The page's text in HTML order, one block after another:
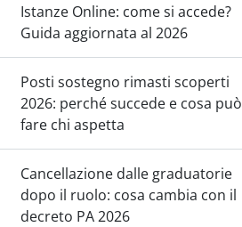
Istanze Online: come si accede?
Guida aggiornata al 2026
Posti sostegno rimasti scoperti
2026: perché succede e cosa può
fare chi aspetta
Cancellazione dalle graduatorie
dopo il ruolo: cosa cambia con il
decreto PA 2026